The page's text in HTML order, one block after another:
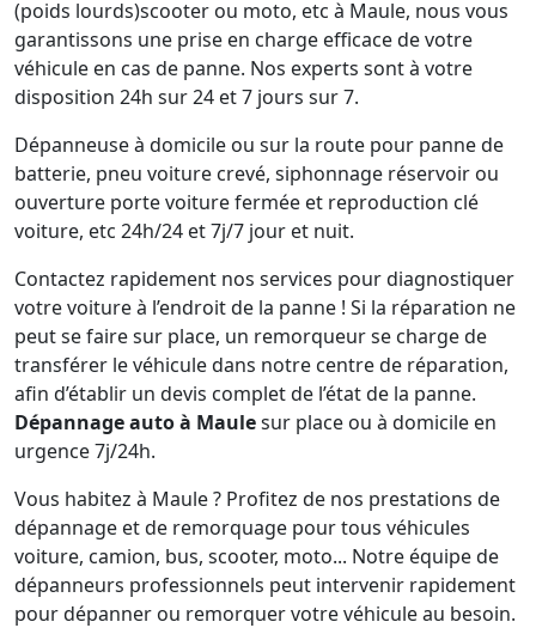
(poids lourds)scooter ou moto, etc à Maule, nous vous
garantissons une prise en charge efficace de votre
véhicule en cas de panne. Nos experts sont à votre
disposition 24h sur 24 et 7 jours sur 7.
Dépanneuse à domicile ou sur la route pour panne de
batterie, pneu voiture crevé, siphonnage réservoir ou
ouverture porte voiture fermée et reproduction clé
voiture, etc 24h/24 et 7j/7 jour et nuit.
Contactez rapidement nos services pour diagnostiquer
votre voiture à l’endroit de la panne ! Si la réparation ne
peut se faire sur place, un remorqueur se charge de
transférer le véhicule dans notre centre de réparation,
afin d’établir un devis complet de l’état de la panne.
Dépannage auto à Maulesur place ou à domicile en
urgence 7j/24h.
Vous habitez à Maule ? Profitez de nos prestations de
dépannage et de remorquage pour tous véhicules
voiture, camion, bus, scooter, moto... Notre équipe de
dépanneurs professionnels peut intervenir rapidement
pour dépanner ou remorquer votre véhicule au besoin.